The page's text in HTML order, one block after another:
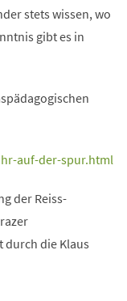
stets wissen, wo
gibt es in
auf-der-spur.html
der Reiss-
durch die Klaus